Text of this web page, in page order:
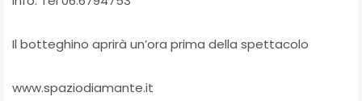
Il botteghino aprirà un’ora prima della spettacolo
www.spaziodiamante.it